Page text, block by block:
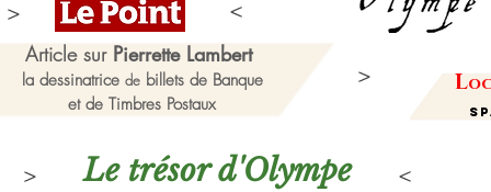
Article sur Pierrette Lambert
la dessinatrice debillets de Banque
et de Timbres Postaux
L
Le trésor d'Olympe